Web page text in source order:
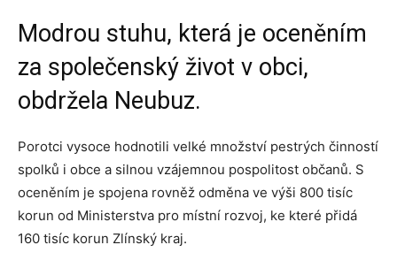
Modrou stuhu, která je oceněním
za společenský život v obci,
obdržela Neubuz.
Porotci vysoce hodnotili velké množství pestrých činností
spolků i obce a silnou vzájemnou pospolitost občanů. S
oceněním je spojena rovněž odměna ve výši 800 tisíc
korun od Ministerstva pro místní rozvoj, ke které přidá
160 tisíc korun Zlínský kraj.